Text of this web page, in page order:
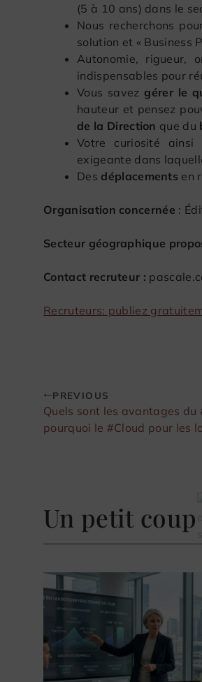
(5 à 10 ans) dans le
Nous recherchons
solution et « Business
Autonomie, rigueur,
indispensables pour
Vous savez gérer le
hauteur et pensez
de la Direction que du
Votre curiosité
exigeante dans
Des déplacements en
Organisation concernée :
Secteur géographique
Contact recruteur :
Recruteurs: publiez
PREVIOUS
Quels sont les avantages du
pourquoi le #Cloud pour les
Un petit